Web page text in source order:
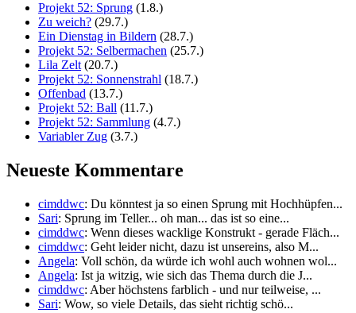
Projekt 52: Sprung (1.8.)
Zu weich? (29.7.)
Ein Dienstag in Bildern (28.7.)
Projekt 52: Selbermachen (25.7.)
Lila Zelt (20.7.)
Projekt 52: Sonnenstrahl (18.7.)
Offenbad (13.7.)
Projekt 52: Ball (11.7.)
Projekt 52: Sammlung (4.7.)
Variabler Zug (3.7.)
Neueste Kommentare
cimddwc: Du könntest ja so einen Sprung mit Hochhüpfen...
Sari: Sprung im Teller... oh man... das ist so eine...
cimddwc: Wenn dieses wacklige Konstrukt - gerade Fläch...
cimddwc: Geht leider nicht, dazu ist unsereins, also M...
Angela: Voll schön, da würde ich wohl auch wohnen wol...
Angela: Ist ja witzig, wie sich das Thema durch die J...
cimddwc: Aber höchstens farblich - und nur teilweise, ...
Sari: Wow, so viele Details, das sieht richtig schö...